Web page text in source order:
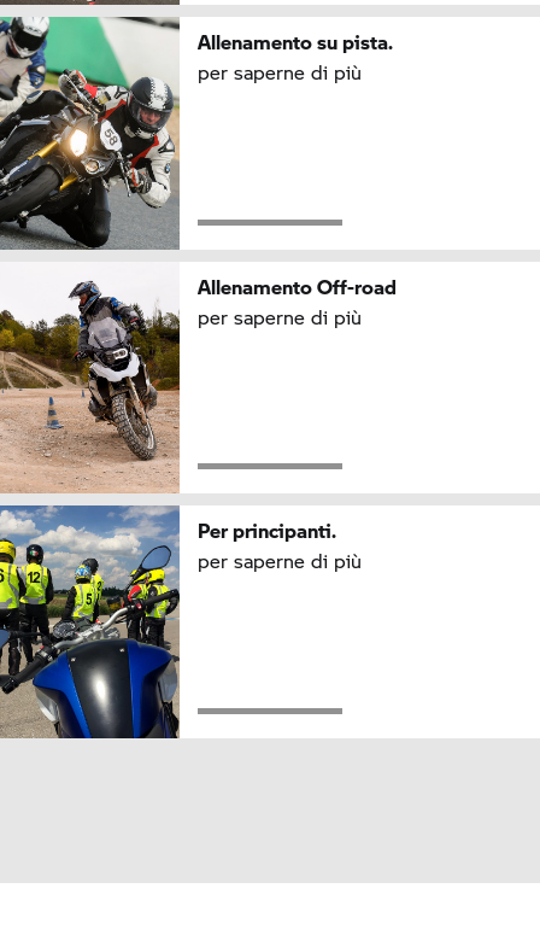
Allenamento su pista.
per saperne di più
Allenamento Off-road
per saperne di più
Per principanti.
per saperne di più